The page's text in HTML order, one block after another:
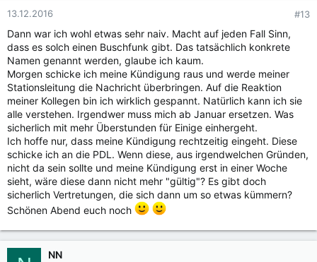
13.12.2016 #13
Dann war ich wohl etwas sehr naiv. Macht auf jeden Fall Sinn,
dass es solch einen Buschfunk gibt. Das tatsächlich konkrete
Namen genannt werden, glaube ich kaum.
Morgen schicke ich meine Kündigung raus und werde meiner
Stationsleitung die Nachricht überbringen. Auf die Reaktion
meiner Kollegen bin ich wirklich gespannt. Natürlich kann ich sie
alle verstehen. Irgendwer muss mich ab Januar ersetzen. Was
sicherlich mit mehr Überstunden für Einige einhergeht.
Ich hoffe nur, dass meine Kündigung rechtzeitig eingeht. Diese
schicke ich an die PDL. Wenn diese, aus irgendwelchen Gründen,
nicht da sein sollte und meine Kündigung erst in einer Woche
sieht, wäre diese dann nicht mehr "gültig"? Es gibt doch
sicherlich Vertretungen, die sich dann um so etwas kümmern?
Schönen Abend euch noch
NN